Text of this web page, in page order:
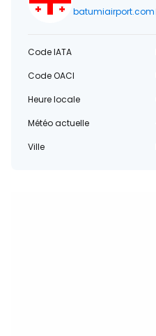
batumiairport.com
Code IATA
Code OACI
Heure locale
Météo actuelle
Ville